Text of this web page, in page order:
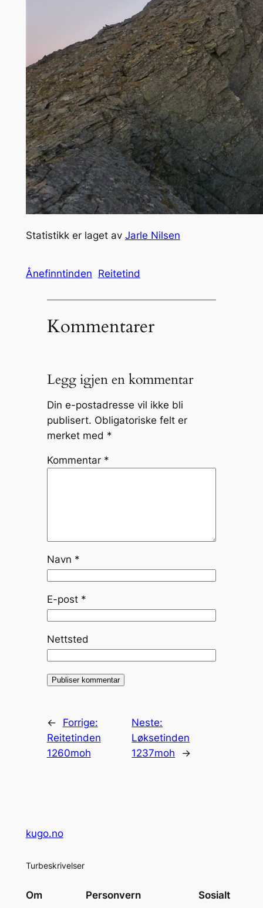
Statistikk er laget av Jarle Nilsen
Ånefinntinden Reitetind
Kommentarer
Legg igjen en kommentar
Din e-postadresse vil ikke bli
publisert. Obligatoriske felt er
merket med *
Kommentar *
Navn *
E-post *
Nettsted
←
Forrige:
Reitetinden
1260moh
Neste:
Løksetinden
1237moh
→
kugo.no
Turbeskrivelser
Om Personvern Sosialt